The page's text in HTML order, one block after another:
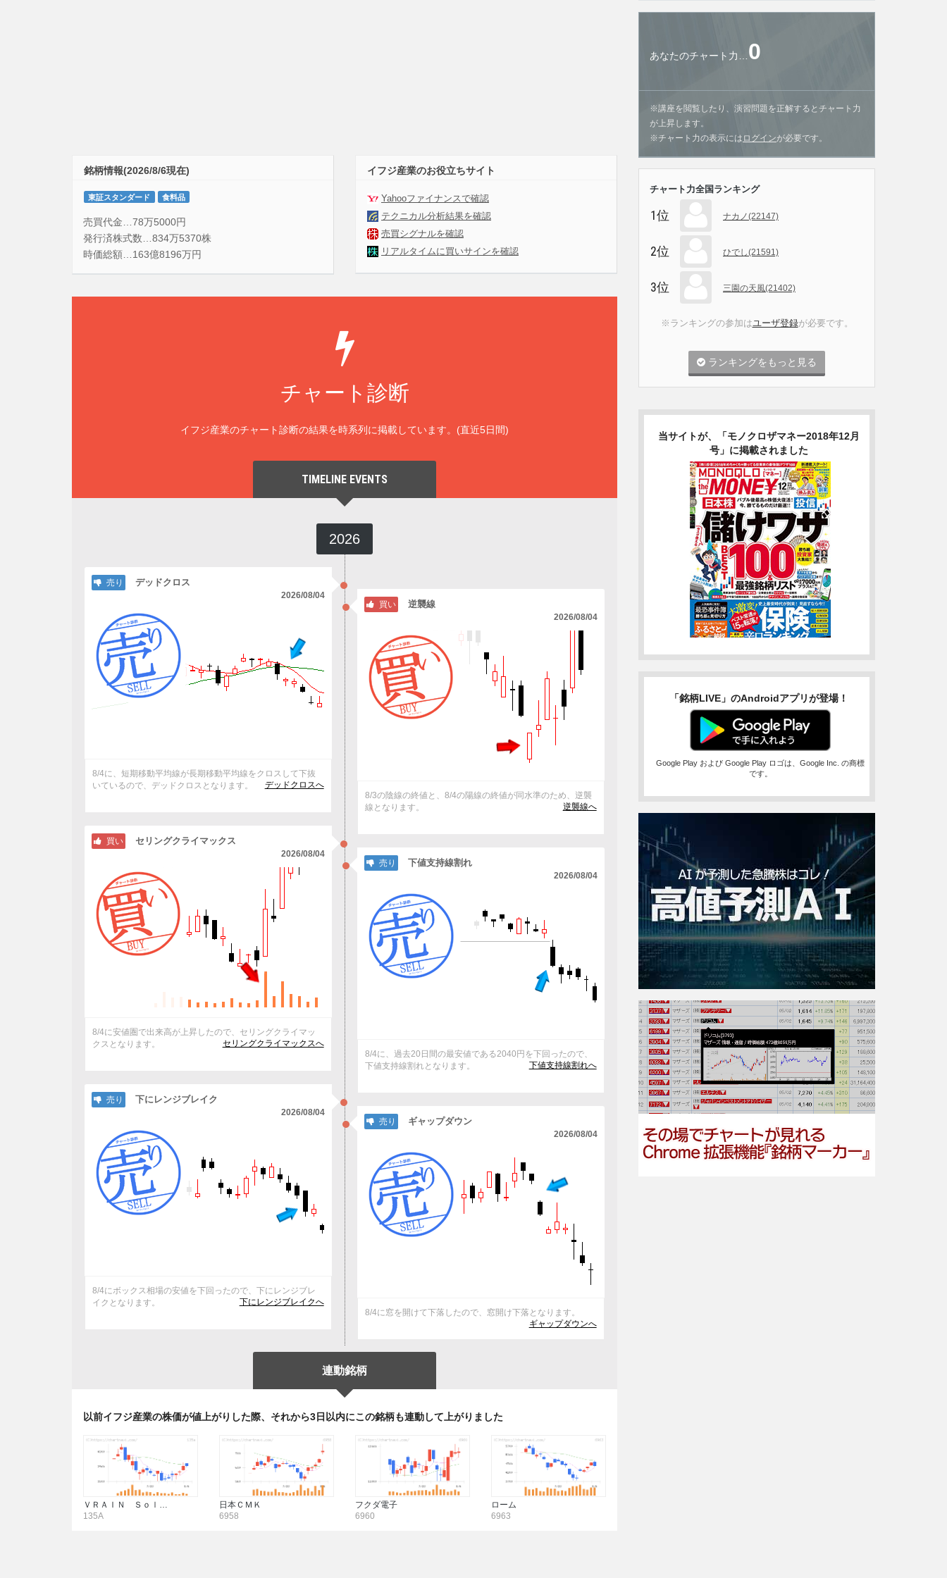
銘柄情報(2026/8/6現在)
東証スタンダード 食料品
売買代金…78万5000円
発行済株式数…834万5370株
時価総額…163億8196万円
イフジ産業のお役立ちサイト
Yahooファイナンスで確認
テクニカル分析結果を確認
売買シグナルを確認
リアルタイムに買いサインを確認
チャート診断
イフジ産業のチャート診断の結果を時系列に掲載しています。(直近5日間)
TIMELINE EVENTS
2026
売り デッドクロス
2026/08/04
8/4に、短期移動平均線が長期移動平均線をクロスして下抜
いているので、デッドクロスとなります。
デッドクロスへ
買い 逆襲線
2026/08/04
8/3の陰線の終値と、8/4の陽線の終値が同水準のため、逆襲
線となります。
逆襲線へ
買い セリングクライマックス
2026/08/04
8/4に安値圏で出来高が上昇したので、セリングクライマッ
クスとなります。
セリングクライマックスへ
売り 下値支持線割れ
2026/08/04
8/4に、過去20日間の最安値である2040円を下回ったので、
下値支持線割れとなります。
下値支持線割れへ
売り 下にレンジブレイク
2026/08/04
8/4にボックス相場の安値を下回ったので、下にレンジブレ
イクとなります。
下にレンジブレイクへ
売り ギャップダウン
2026/08/04
8/4に窓を開けて下落したので、窓開け下落となります。
ギャップダウンへ
連動銘柄
以前イフジ産業の株価が値上がりした際、それから3日以内にこの銘柄も連動して上がりました
ＶＲＡＩＮ Ｓｏｌ…
135A
日本ＣＭＫ
6958
フクダ電子
6960
ローム
6963
あなたのチャート力… 0
※講座を閲覧したり、演習問題を正解するとチャート力
が上昇します。
※チャート力の表示には ログインが必要です。
チャート力全国ランキング
1位 ナカノ(22147)
2位 ひでし(21591)
3位 三園の天風(21402)
※ランキングの参加はユーザ登録が必要です。
ランキングをもっと見る
当サイトが、「モノクロザマネー2018年12月
号」に掲載されました
「銘柄LIVE」のAndroidアプリが登場！
Google Play および Google Play ロゴは、Google Inc. の商標
です。